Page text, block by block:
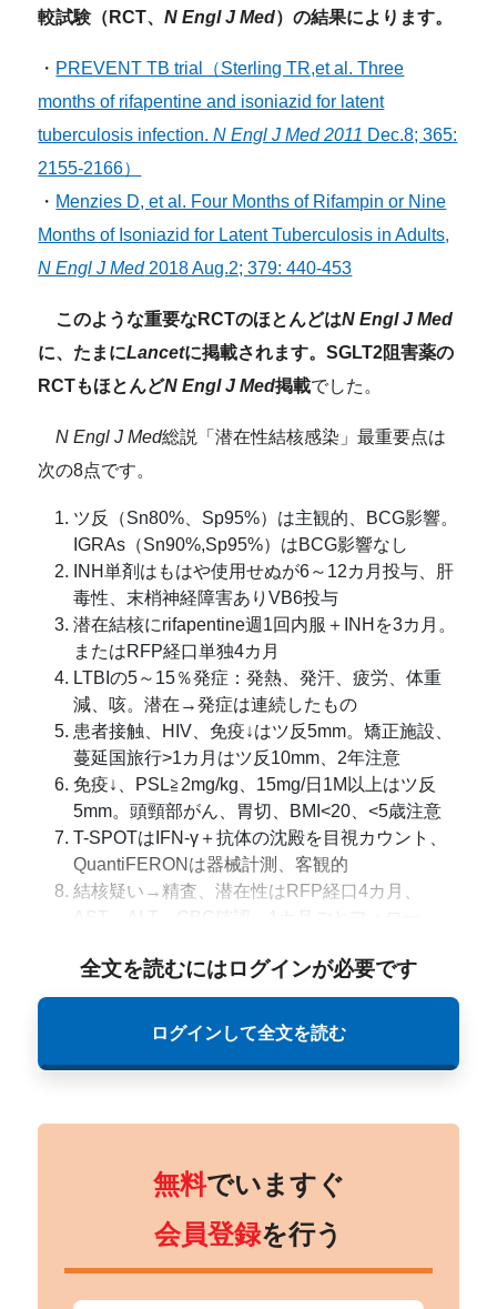
較試験（RCT、N Engl J Med）の結果によります。
・ PREVENT TB trial（Sterling TR,et al. Three
months of rifapentine and isoniazid for latent
tuberculosis infection.N Engl J Med 2011 Dec.8; 365:
2155-2166）
・ Menzies D, et al. Four Months of Rifampin or Nine
Months of Isoniazid for Latent Tuberculosis in Adults,
N Engl J Med2018 Aug.2; 379: 440-453
このような重要なRCTのほとんどはN Engl J Med
に、たまにLancetに掲載されます。SGLT2阻害薬の
RCTもほとんどN Engl J Med掲載でした。
N Engl J Med総説「潜在性結核感染」最重要点は
次の8点です。
ツ反（Sn80%、Sp95%）は主観的、BCG影響。
IGRAs（Sn90%,Sp95%）はBCG影響なし
INH単剤はもはや使用せぬが6～12カ月投与、肝
毒性、末梢神経障害ありVB6投与
潜在結核にrifapentine週1回内服＋INHを3カ月。
またはRFP経口単独4カ月
LTBIの5～15％発症：発熱、発汗、疲労、体重
減、咳。潜在→発症は連続したもの
患者接触、HIV、免疫↓はツ反5mm。矯正施設、
蔓延国旅行>1カ月はツ反10mm、2年注意
免疫↓、PSL≧2mg/kg、15mg/日1M以上はツ反
5mm。頭頸部がん、胃切、BMI<20、<5歳注意
T-SPOTはIFN-γ＋抗体の沈殿を目視カウント、
QuantiFERONは器械計測、客観的
結核疑い→精査、潜在性はRFP経口4カ月、
AST、ALT、CBC確認、1カ月ごとフォロー
全文を読むにはログインが必要です
ログインして全文を読む
無料でいますぐ
会員登録を行う